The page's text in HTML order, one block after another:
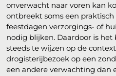
onverwacht naar voren kan
ontbreekt soms een
feestdagen verzorgings- of
nodig blijken. Daardoor is
steeds te wijzen op de
drogisterijbezoek op een
een andere verwachting dan